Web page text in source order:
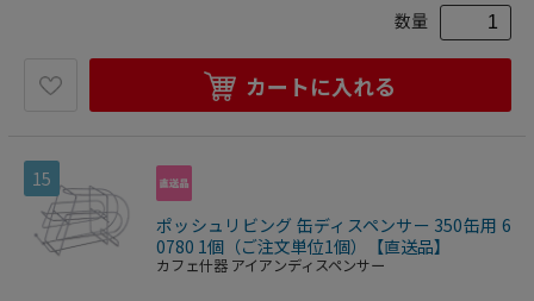
数量
カートに入れる
15
ポッシュリビング 缶ディスペンサー 350缶用 6
0780 1個（ご注文単位1個）【直送品】
カフェ什器 アイアンディスペンサー